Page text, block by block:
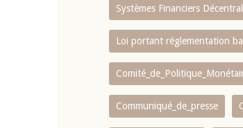
Systèmes Financiers
Loi portant réglementation
Communiqué_de_presse